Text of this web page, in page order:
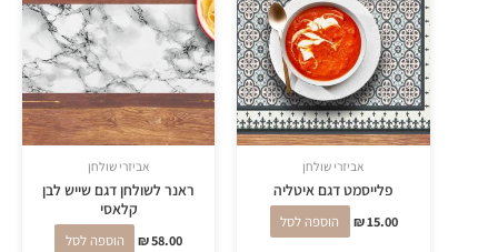
אביזרי שולחן
פלייסמט דגם איטליה
₪15.00 הוספה לסל
אביזרי שולחן
ראנר לשולחן דגם שייש לבן
קלאסי
₪58.00 הוספה לסל